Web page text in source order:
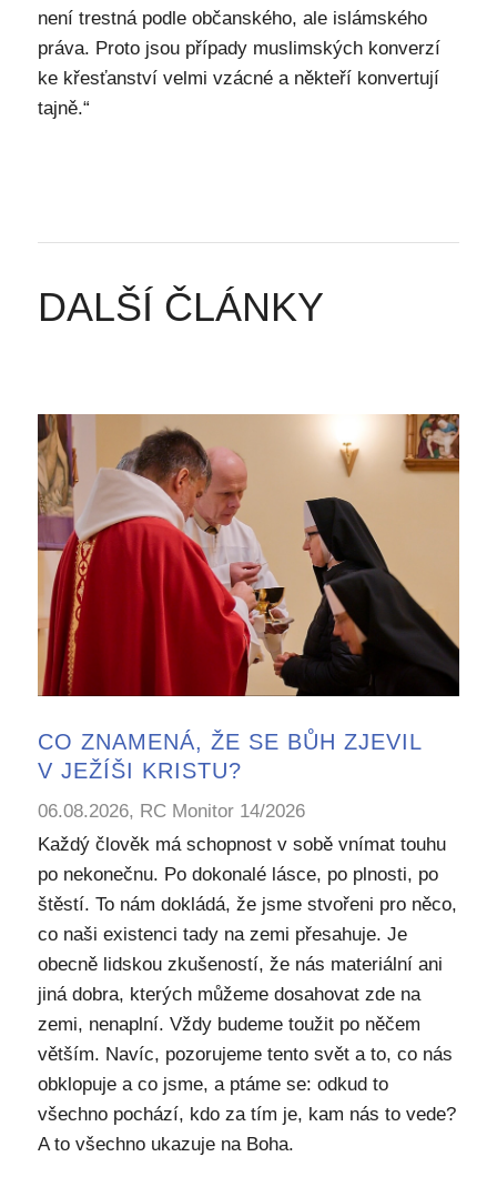
není trestná podle občanského, ale islámského
práva. Proto jsou případy muslimských konverzí
ke křesťanství velmi vzácné a někteří konvertují
tajně.“
DALŠÍ ČLÁNKY
CO ZNAMENÁ, ŽE SE BŮH ZJEVIL
V JEŽÍŠI KRISTU?
06.08.2026, RC Monitor 14/2026
Každý člověk má schopnost v sobě vnímat touhu
po nekonečnu. Po dokonalé lásce, po plnosti, po
štěstí. To nám dokládá, že jsme stvořeni pro něco,
co naši existenci tady na zemi přesahuje. Je
obecně lidskou zkušeností, že nás materiální ani
jiná dobra, kterých můžeme dosahovat zde na
zemi, nenaplní. Vždy budeme toužit po něčem
větším. Navíc, pozorujeme tento svět a to, co nás
obklopuje a co jsme, a ptáme se: odkud to
všechno pochází, kdo za tím je, kam nás to vede?
A to všechno ukazuje na Boha.